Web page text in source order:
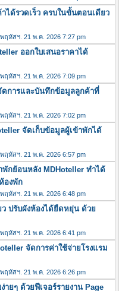
ได้รวดเร็ว ครบในขั้นตอนเดียว
พฤหัสฯ. 21 พ.ค. 2026 7:27 pm
ออกใบเสนอราคาได้
พฤหัสฯ. 21 พ.ค. 2026 7:09 pm
ดการและบันทึกข้อมูลลูกค้าที่
พฤหัสฯ. 21 พ.ค. 2026 7:02 pm
จัดเก็บข้อมูลผู้เข้าพักได้
พฤหัสฯ. 21 พ.ค. 2026 6:57 pm
พักย้อนหลัง MDHoteller ทำได้
องพัก
พฤหัสฯ. 21 พ.ค. 2026 6:48 pm
ปรับผังห้องได้ยืดหยุ่น ด้วย
พฤหัสฯ. 21 พ.ค. 2026 6:41 pm
จัดการค่าใช้จ่ายโรงแรม
พฤหัสฯ. 21 พ.ค. 2026 6:26 pm
ายๆ ด้วยฟีเจอร์รายงาน Page